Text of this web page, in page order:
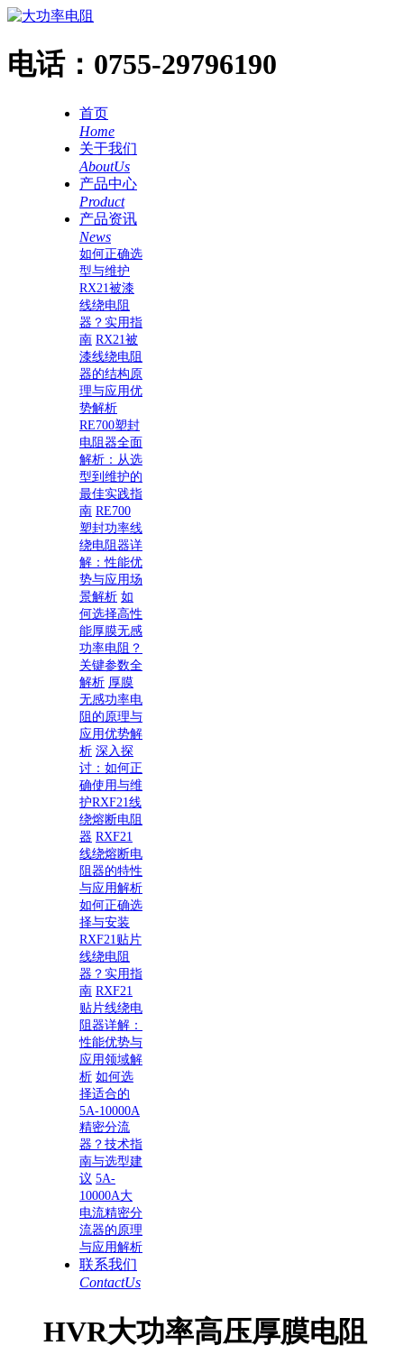
电话： 0755-29796190
首页
Home
关于我们
AboutUs
产品中心
Product
产品资讯
News
如何正确选
型与维护
RX21被漆
线绕电阻
器？实用指
南 RX21被
漆线绕电阻
器的结构原
理与应用优
势解析
RE700塑封
电阻器全面
解析：从选
型到维护的
最佳实践指
南 RE700
塑封功率线
绕电阻器详
解：性能优
势与应用场
景解析 如
何选择高性
能厚膜无感
功率电阻？
关键参数全
解析 厚膜
无感功率电
阻的原理与
应用优势解
析 深入探
讨：如何正
确使用与维
护RXF21线
绕熔断电阻
器 RXF21
线绕熔断电
阻器的特性
与应用解析
如何正确选
择与安装
RXF21贴片
线绕电阻
器？实用指
南 RXF21
贴片线绕电
阻器详解：
性能优势与
应用领域解
析 如何选
择适合的
5A-10000A
精密分流
器？技术指
南与选型建
议 5A-
10000A大
电流精密分
流器的原理
与应用解析
联系我们
ContactUs
HVR大功率高压厚膜电阻